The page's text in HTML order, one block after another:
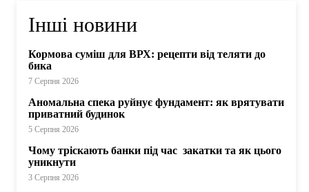
Інші новини
Кормова суміш для ВРХ: рецепти від теляти до
бика
7 Серпня 2026
Аномальна спека руйнує фундамент: як врятувати
приватний будинок
5 Серпня 2026
Чому тріскають банки під час закатки та як цього
уникнути
3 Серпня 2026